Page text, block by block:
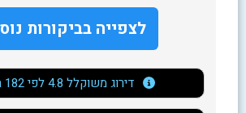
לצפייה בביקורות
דירוג משוקלל 4.8 לפי 182 המלצות